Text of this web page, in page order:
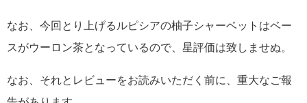
なお、今回とり上げるルピシアの柚子シャーベットはベー
スがウーロン茶となっているので、星評価は致しませぬ。
なお、それとレビューをお読みいただく前に、重大なご報